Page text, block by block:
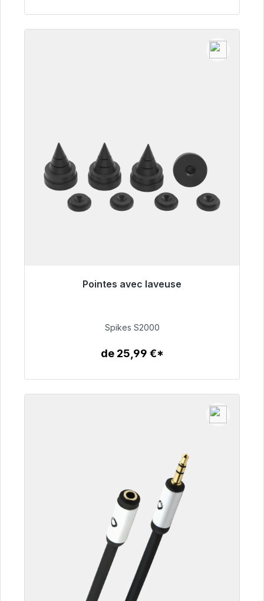
Pointes avec laveuse
51,49 €
Spikes S2000
de 25,99 €*